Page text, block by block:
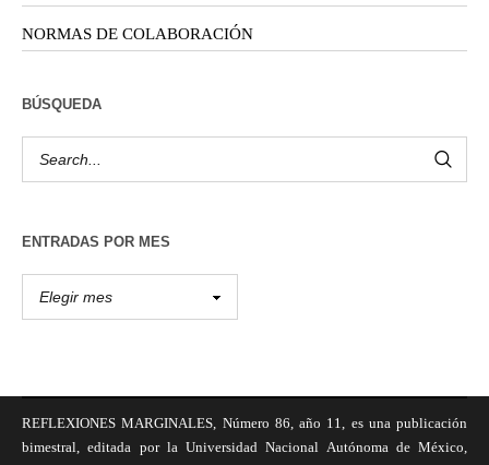
NORMAS DE COLABORACIÓN
BÚSQUEDA
ENTRADAS POR MES
REFLEXIONES MARGINALES, Número 86, año 11, es una publicación
bimestral, editada por la Universidad Nacional Autónoma de México,